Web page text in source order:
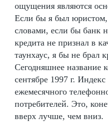
ощущения являются
Если бы я был
словами, если бы банк
кредита не признал в
таунхаус, я бы не брал
Сегодняшнее название
сентябре 1997 г.
ежемесячного
потребителей. Это,
вверх лучше, чем вниз.